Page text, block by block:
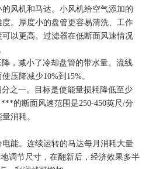
风机和马达。小风机给空气添加的
。厚度小的盘管更容易清洗、工作
以更高。过滤器在低断面风速情况
，减小了冷却盘管的带水量。流线
压降减少10%到15%。
之一。目标是使能量损耗降低至少
的断面风速范围是250-450英尺/分
消耗。
能。连续运转的马达每月消耗大量
调节尺寸，在翻新后，经济效果多半